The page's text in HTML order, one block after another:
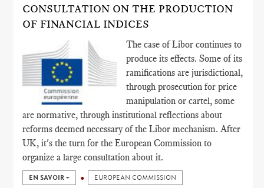
CONSULTATION ON THE PRODUCTION
OF FINANCIAL INDICES
The case of Libor continues to
produce its effects. Some of its
ramifications are jurisdictional,
through prosecution for price
manipulation or cartel, some
are normative, through institutional reflections about
reforms deemed necessary of the Libor mechanism. After
UK, it's the turn for the European Commission to
organize a large consultation about it.
EN SAVOIR + EUROPEAN COMMISSION